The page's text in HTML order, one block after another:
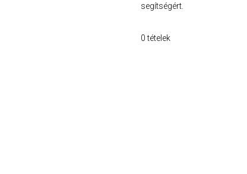
segítségért.
0 tételek